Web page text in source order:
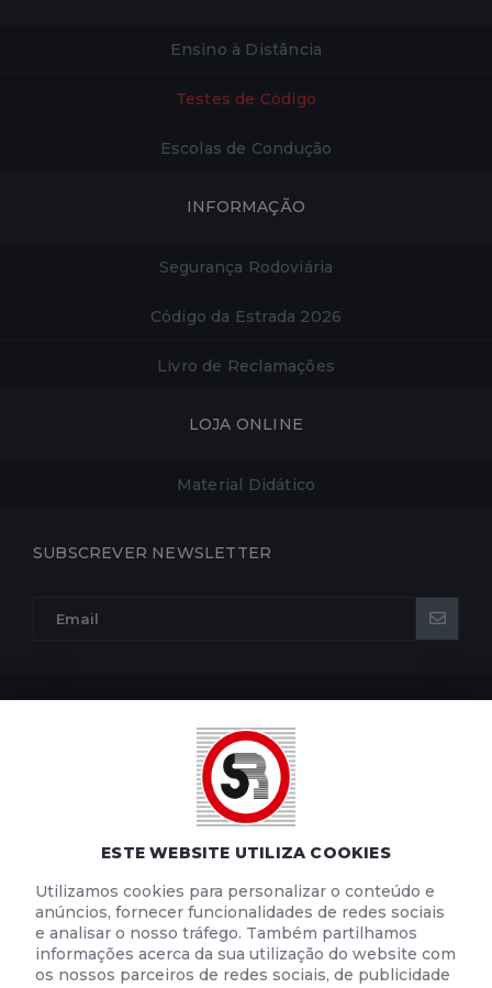
ESTE WEBSITE UTILIZA COOKIES
Utilizamos cookies para personalizar o conteúdo e
anúncios, fornecer funcionalidades de redes sociais
e analisar o nosso tráfego. Também partilhamos
informações acerca da sua utilização do website com
os nossos parceiros de redes sociais, de publicidade
Ensino à Distância
Testes de Código
Escolas de Condução
INFORMAÇÃO
Segurança Rodoviária
Código da Estrada 2026
Livro de Reclamações
LOJA ONLINE
Material Didático
SUBSCREVER NEWSLETTER
POLÍTICA DE COOKIES
TERMOS E CONDIÇÕES DE UTILIZAÇÃO